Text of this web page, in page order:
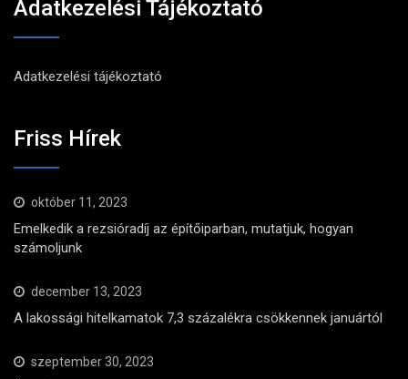
Adatkezelési Tájékoztató
Adatkezelési tájékoztató
Friss Hírek
október 11, 2023
Emelkedik a rezsióradíj az építőiparban, mutatjuk, hogyan
számoljunk
december 13, 2023
A lakossági hitelkamatok 7,3 százalékra csökkennek januártól
szeptember 30, 2023